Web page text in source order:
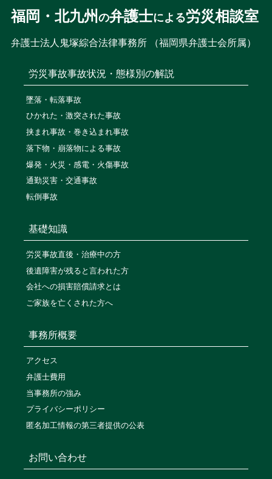
福岡・北九州 の弁護士による労災相談室
弁護士法人鬼塚綜合法律事務所 （福岡県弁護士会所属）
労災事故事故状況・態様別の解説
墜落・転落事故
ひかれた・激突された事故
挟まれ事故・巻き込まれ事故
落下物・崩落物による事故
爆発・火災・感電・火傷事故
通勤災害・交通事故
転倒事故
基礎知識
労災事故直後・治療中の方
後遺障害が残ると言われた方
会社への損害賠償請求とは
ご家族を亡くされた方へ
事務所概要
アクセス
弁護士費用
当事務所の強み
プライバシーポリシー
匿名加工情報の第三者提供の公表
お問い合わせ